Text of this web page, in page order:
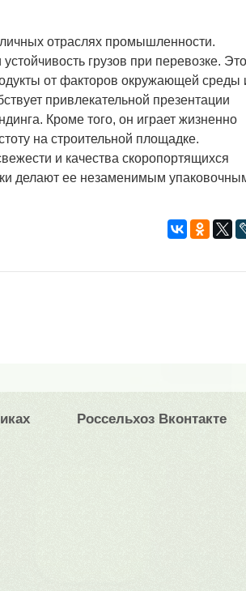
отраслях промышленности.
грузов при перевозке. Это
от факторов окружающей среды
привлекательной презентации
Кроме того, он играет жизненно
на строительной площадке.
и качества скоропортящихся
делают ее незаменимым
Россельхоз Вконтакте